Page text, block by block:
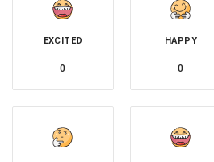
EXCITED
0
HAPPY
0